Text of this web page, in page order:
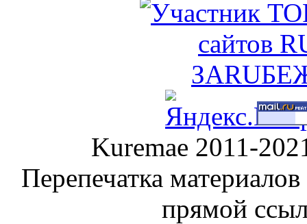
Kuremae 2011-
Перепечатка
прямой